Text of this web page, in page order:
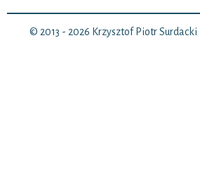
© 2013 - 2026 Krzysztof Piotr Surdacki